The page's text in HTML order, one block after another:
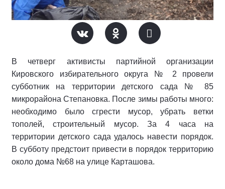
В четверг активисты партийной организации
Кировского избирательного округа № 2 провели
субботник на территории детского сада № 85
микрорайона Степановка. После зимы работы много:
необходимо было сгрести мусор, убрать ветки
тополей, строительный мусор. За 4 часа на
территории детского сада удалось навести порядок.
В субботу предстоит привести в порядок территорию
около дома №68 на улице Карташова.